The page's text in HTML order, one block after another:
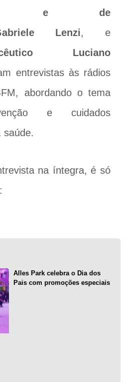
e de
Lenzi, e
Luciano
entrevistas às rádios
abordando o tema
e cuidados
saúde.
na íntegra, é só
Alles Park celebra o Dia dos
Pais com promoções especiais